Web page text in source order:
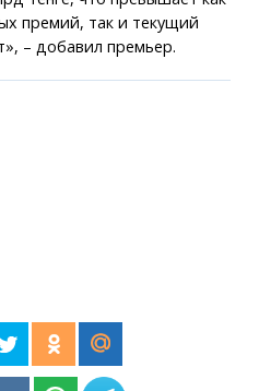
премий, так и текущий
– добавил премьер.